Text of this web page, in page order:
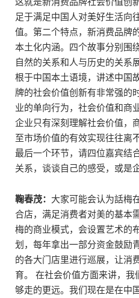
足于满足中国人对美好生活向
值。第二个特点，新消费品牌
本土化内涵。四个故事分别围
自然的关系和人与历史的关系
根于中国本土语境，讲述中国
牌的社会价值创新有非常强的
业的单向行为，社会价值和商
企业只有深刻理解社会价值，
至市场价值的有效实现往往离
最后一个环节，请四位嘉宾结
关系，谈谈自己的感受，或是
鞠春茂： 大家可能会认为話梅
合店，满足消费者对美的基本
梅的商业模式，会设置艺术的
划，每年拿出一部分资金鼓励
的各大门店里进行巡展，让消
育。 在社会价值方面来讲，
够走的更远。我们现在是在中